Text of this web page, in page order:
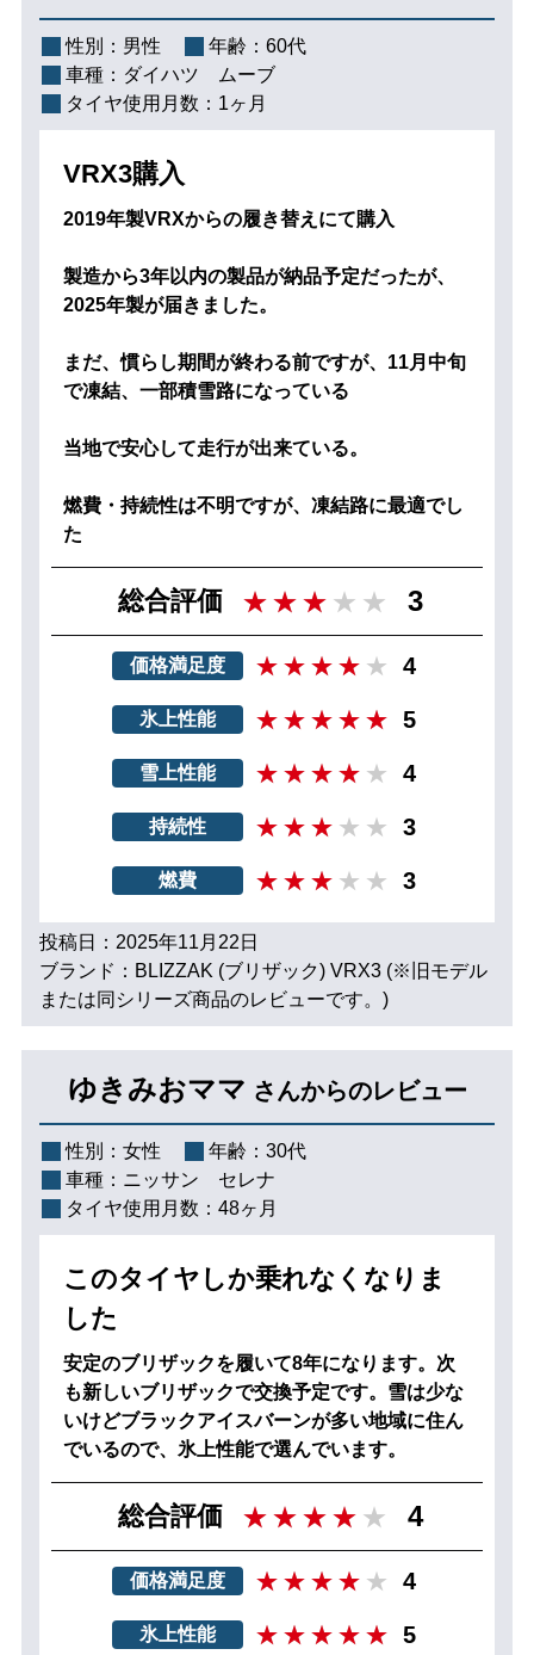
性別： 男性 年齢： 60代
車種： ダイハツ ムーブ
タイヤ使用月数： 1ヶ月
VRX3購入
2019年製VRXからの履き替えにて購入
製造から3年以内の製品が納品予定だったが、
2025年製が届きました。
まだ、慣らし期間が終わる前ですが、11月中旬
で凍結、一部積雪路になっている
当地で安心して走行が出来ている。
燃費・持続性は不明ですが、凍結路に最適でし
た
総合評価 3
価格満足度 4
氷上性能 5
雪上性能 4
持続性 3
燃費 3
投稿日：2025年11月22日
ブランド：BLIZZAK (ブリザック) VRX3 (※旧モデル
または同シリーズ商品のレビューです。)
ゆきみおママ さんからのレビュー
性別： 女性 年齢： 30代
車種： ニッサン セレナ
タイヤ使用月数： 48ヶ月
このタイヤしか乗れなくなりま
した
安定のブリザックを履いて8年になります。次
も新しいブリザックで交換予定です。雪は少な
いけどブラックアイスバーンが多い地域に住ん
でいるので、氷上性能で選んでいます。
総合評価 4
価格満足度 4
氷上性能 5